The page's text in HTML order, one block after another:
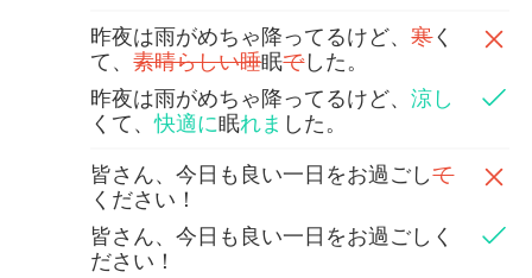
昨夜は雨がめちゃ降ってるけど、寒く
て、素晴らしい睡眠でした。
昨夜は雨がめちゃ降ってるけど、涼し
くて、快適に眠れま した。
皆さん、今日も良い一日をお過ごして
ください！
皆さん、今日も良い一日をお過ごしく
ださい！